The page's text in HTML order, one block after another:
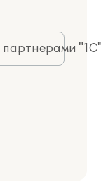
партнерами